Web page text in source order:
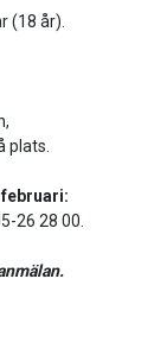
(18 år).
plats.
26 28 00.